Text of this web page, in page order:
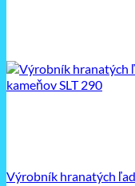
Výrobník hranatých